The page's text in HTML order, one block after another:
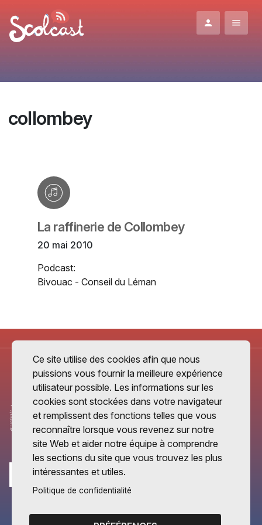
collombey
La raffinerie de Collombey
20 mai 2010
Podcast:
Bivouac - Conseil du Léman
Ce site utilise des cookies afin que nous
puissions vous fournir la meilleure expérience
utilisateur possible. Les informations sur les
cookies sont stockées dans votre navigateur
et remplissent des fonctions telles que vous
reconnaître lorsque vous revenez sur notre
site Web et aider notre équipe à comprendre
les sections du site que vous trouvez les plus
intéressantes et utiles.
Politique de confidentialité